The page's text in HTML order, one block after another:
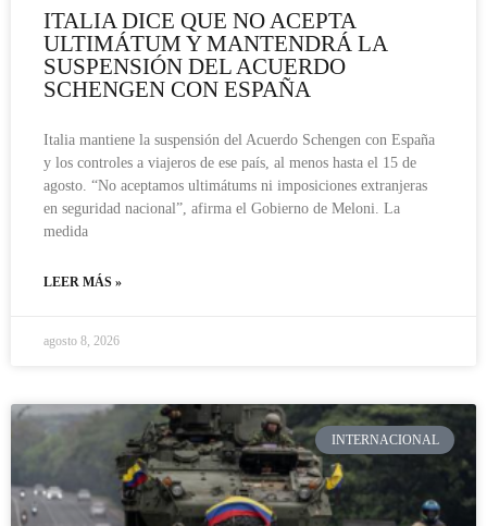
ITALIA DICE QUE NO ACEPTA
ULTIMÁTUM Y MANTENDRÁ LA
SUSPENSIÓN DEL ACUERDO
SCHENGEN CON ESPAÑA
Italia mantiene la suspensión del Acuerdo Schengen con España
y los controles a viajeros de ese país, al menos hasta el 15 de
agosto. “No aceptamos ultimátums ni imposiciones extranjeras
en seguridad nacional”, afirma el Gobierno de Meloni. La
medida
LEER MÁS »
agosto 8, 2026
INTERNACIONAL